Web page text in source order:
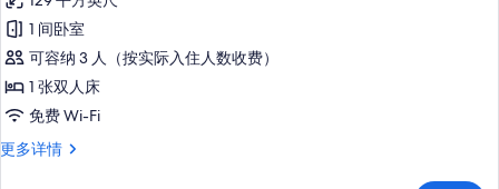
息
开
间,
1
张
双
人
1 间卧室
可容纳 3 人（按实际入住人数收费）
1 张双人床
免费 Wi-Fi
更多详情
开